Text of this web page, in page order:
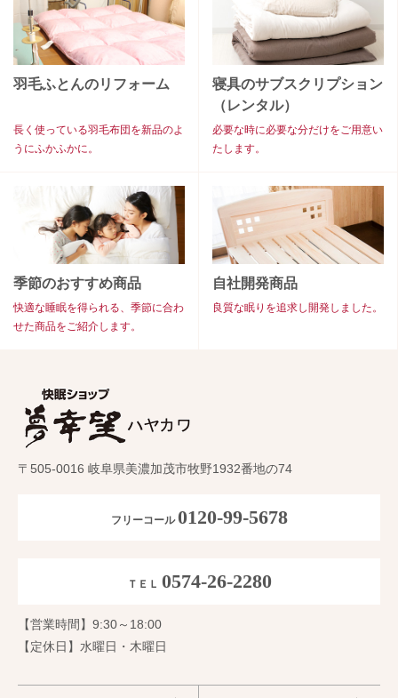
羽毛ふとんのリフォーム
長く使っている羽毛布団を新品のよ
うにふかふかに。
寝具のサブスクリプション
（レンタル）
必要な時に必要な分だけをご用意い
たします。
季節のおすすめ商品
快適な睡眠を得られる、季節に合わ
せた商品をご紹介します。
自社開発商品
良質な眠りを追求し開発しました。
〒505-0016 岐阜県美濃加茂市牧野1932番地の74
フリーコール0120-99-5678
ＴＥＬ 0574-26-2280
【営業時間】9:30～18:00
【定休日】水曜日・木曜日